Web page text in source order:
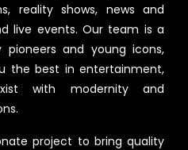
reality shows, news and
live events. Our team is a
and young icons,
the best in entertainment,
with modernity and
project to bring quality